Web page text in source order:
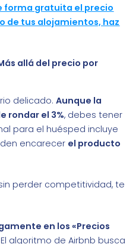
forma gratuita el precio
de tus alojamientos, haz
allá del precio por
delicado.Aunque la
rondar el 3%, debes tener
para el huésped incluye
encarecer el producto
perder competitividad, te
en los «Precios
El algoritmo de Airbnb busca